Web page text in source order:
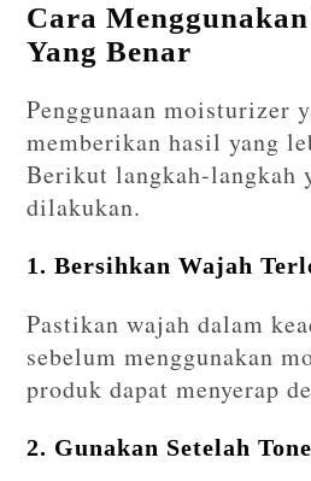
Cara
Yang Benar
Penggunaan moisturizer
memberikan hasil yang
Berikut langkah-langkah
dilakukan.
1. Bersihkan Wajah
Pastikan wajah dalam
sebelum menggunakan
produk dapat menyerap
2. Gunakan Setelah